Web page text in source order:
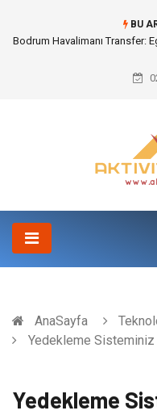
BU
Bodrum Havalimanı Transfer:
AnaSayfa
Yedekleme Sisteminiz
Yedekleme